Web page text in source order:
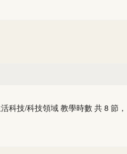
技領域 教學時數 共 8 節，